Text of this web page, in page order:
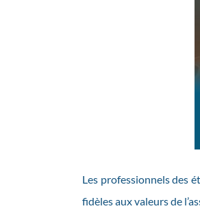
Les professionnels des
fidèles aux valeurs de